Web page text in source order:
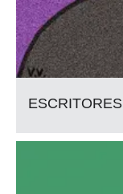
ESCRITORES